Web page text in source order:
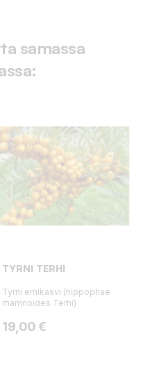
samassa
TYRNI TERHI
Tyrni emikasvi (hippophae
rhamnoides Terhi)
Hinta
19,00 €